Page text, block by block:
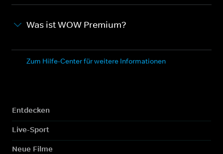
Was ist WOW Premium?
Zum Hilfe-Center für weitere Informationen
Entdecken
Live-Sport
Neue Filme